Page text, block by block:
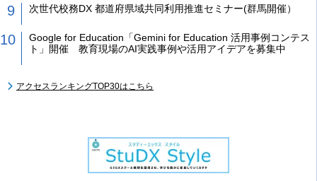
次世代校務DX 都道府県域共同利用推進セミナー(群馬開催）
Google for Education「Gemini for Education 活用事例コンテス
ト」開催 教育現場のAI実践事例や活用アイデアを募集中
アクセスランキングTOP30はこちら